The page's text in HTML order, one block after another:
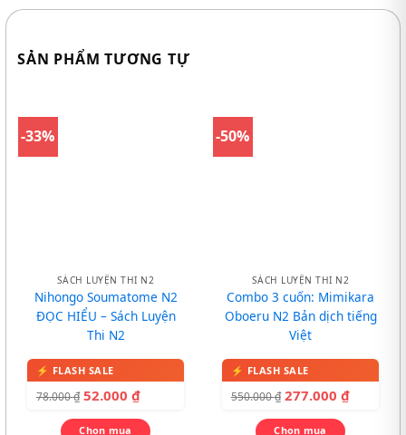
SẢN PHẨM TƯƠNG TỰ
-33%
SÁCH LUYỆN THI N2
Nihongo Soumatome N2
ĐỌC HIỂU – Sách Luyện
Thi N2
78.000₫ 52.000 ₫
Chọn mua
-50%
SÁCH LUYỆN THI N2
Combo 3 cuốn: Mimikara
Oboeru N2 Bản dịch tiếng
Việt
550.000₫ 277.000 ₫
Chọn mua